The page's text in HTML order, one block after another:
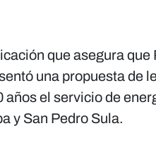
que asegura que
una propuesta de
el servicio de
y San Pedro Sula.